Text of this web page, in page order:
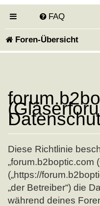
FAQ
Foren-Übersicht
Diese Richtlinie
„forum.b2boptic.com
(„https://
„der Betreiber“) die
während deines